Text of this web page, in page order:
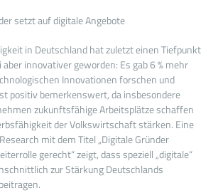
setzt auf digitale Angebote
in Deutschland hat zuletzt einen Tiefpunkt
innovativer geworden: Es gab 6 % mehr
Innovationen forschen und
positiv bemerkenswert, da insbesondere
zukunftsfähige Arbeitsplätze schaffen
der Volkswirtschaft stärken. Eine
mit dem Titel „Digitale Gründer
gerecht“ zeigt, dass speziell „digitale“
zur Stärkung Deutschlands